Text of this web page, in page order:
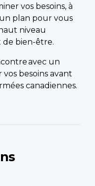
vos besoins, à
plan pour vous
niveau
de bien-être.
avec un
besoins avant
canadiennes.